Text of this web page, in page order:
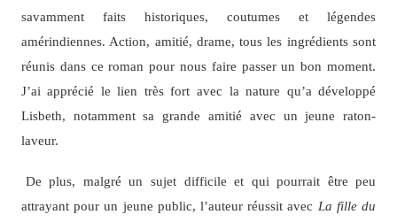
savamment faits historiques, coutumes et légendes
amérindiennes. Action, amitié, drame, tous les ingrédients sont
réunis dans ce roman pour nous faire passer un bon moment.
J’ai apprécié le lien très fort avec la nature qu’a développé
Lisbeth, notamment sa grande amitié avec un jeune raton-
laveur.
De plus, malgré un sujet difficile et qui pourrait être peu
attrayant pour un jeune public, l’auteur réussit avec La fille du